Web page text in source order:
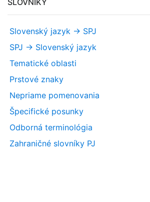
SLOVNÍKY
Slovenský jazyk -> SPJ
SPJ -> Slovenský jazyk
Tematické oblasti
Prstové znaky
Nepriame pomenovania
Špecifické posunky
Odborná terminológia
Zahraničné slovníky PJ